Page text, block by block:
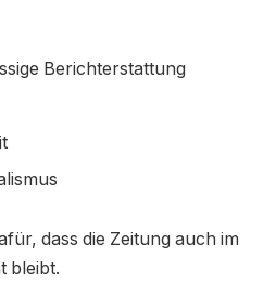
Berichterstattung
dass die Zeitung auch im
bleibt.